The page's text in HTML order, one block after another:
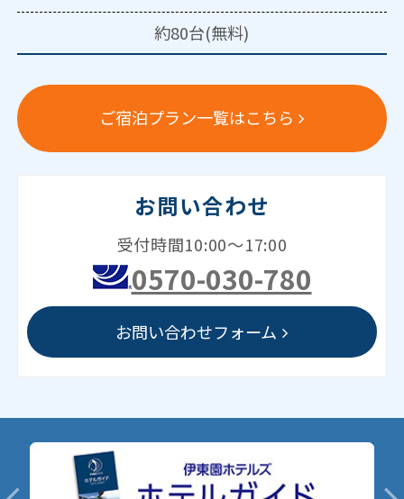
約80台(無料)
ご宿泊プラン一覧はこちら
お問い合わせ
受付時間10:00～17:00
0570-030-780
お問い合わせフォーム